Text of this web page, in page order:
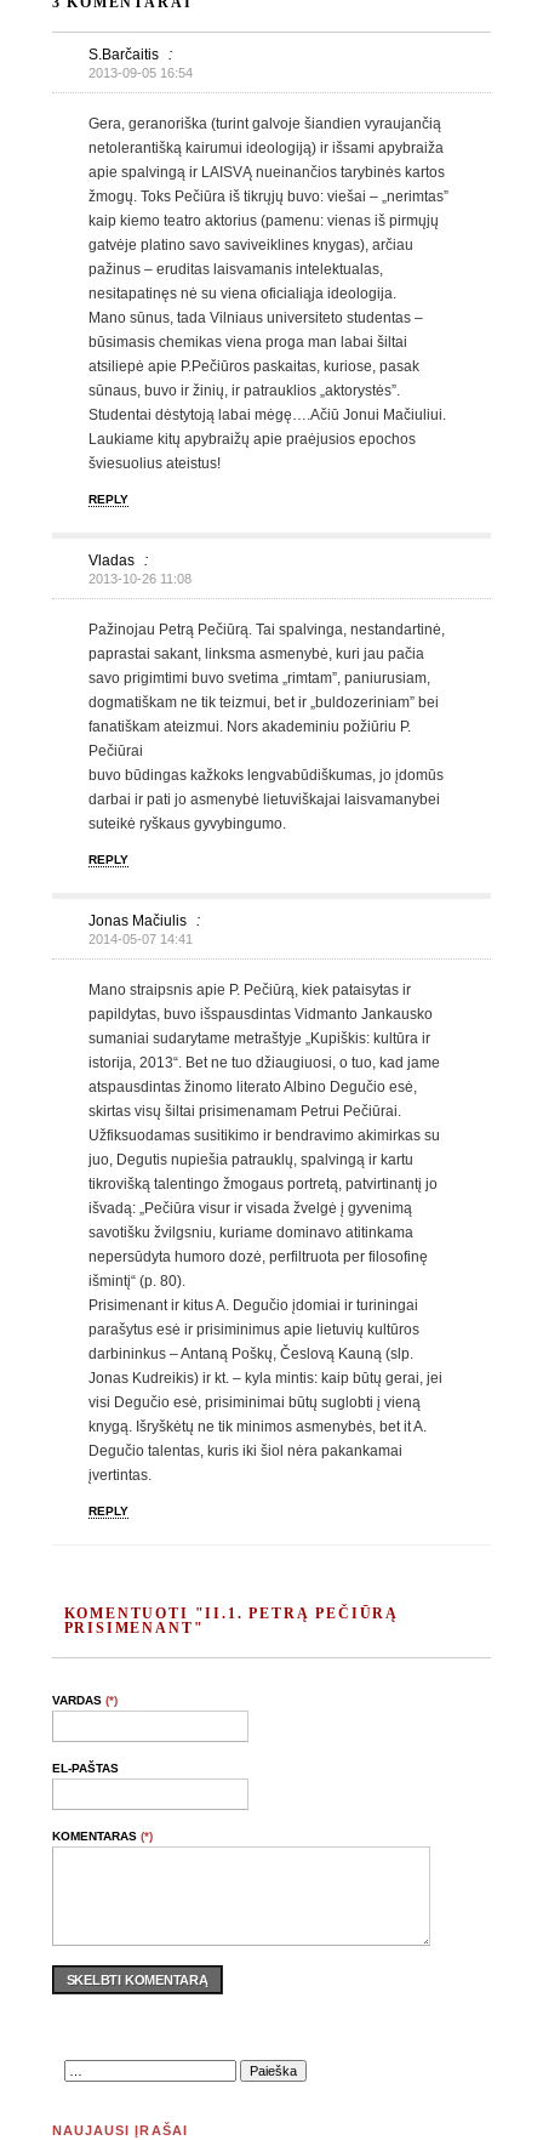
S.Barčaitis :
2013-09-05 16:54
Gera, geranoriška (turint galvoje šiandien vyraujančią
netolerantišką kairumui ideologiją) ir išsami apybraiža
apie spalvingą ir LAISVĄ nueinančios tarybinės kartos
žmogų. Toks Pečiūra iš tikrųjų buvo: viešai – „nerimtas”
kaip kiemo teatro aktorius (pamenu: vienas iš pirmųjų
gatvėje platino savo saviveiklines knygas), arčiau
pažinus – eruditas laisvamanis intelektualas,
nesitapatinęs nė su viena oficialiąja ideologija.
Mano sūnus, tada Vilniaus universiteto studentas –
būsimasis chemikas viena proga man labai šiltai
atsiliepė apie P.Pečiūros paskaitas, kuriose, pasak
sūnaus, buvo ir žinių, ir patrauklios „aktorystės”.
Studentai dėstytoją labai mėgę….Ačiū Jonui Mačiuliui.
Laukiame kitų apybraižų apie praėjusios epochos
šviesuolius ateistus!
REPLY
Vladas :
2013-10-26 11:08
Pažinojau Petrą Pečiūrą. Tai spalvinga, nestandartinė,
paprastai sakant, linksma asmenybė, kuri jau pačia
savo prigimtimi buvo svetima „rimtam”, paniurusiam,
dogmatiškam ne tik teizmui, bet ir „buldozeriniam” bei
fanatiškam ateizmui. Nors akademiniu požiūriu P.
Pečiūrai
buvo būdingas kažkoks lengvabūdiškumas, jo įdomūs
darbai ir pati jo asmenybė lietuviškajai laisvamanybei
suteikė ryškaus gyvybingumo.
REPLY
Jonas Mačiulis :
2014-05-07 14:41
Mano straipsnis apie P. Pečiūrą, kiek pataisytas ir
papildytas, buvo išspausdintas Vidmanto Jankausko
sumaniai sudarytame metraštyje „Kupiškis: kultūra ir
istorija, 2013“. Bet ne tuo džiaugiuosi, o tuo, kad jame
atspausdintas žinomo literato Albino Degučio esė,
skirtas visų šiltai prisimenamam Petrui Pečiūrai.
Užfiksuodamas susitikimo ir bendravimo akimirkas su
juo, Degutis nupiešia patrauklų, spalvingą ir kartu
tikrovišką talentingo žmogaus portretą, patvirtinantį jo
išvadą: „Pečiūra visur ir visada žvelgė į gyvenimą
savotišku žvilgsniu, kuriame dominavo atitinkama
nepersūdyta humoro dozė, perfiltruota per filosofinę
išmintį“ (p. 80).
Prisimenant ir kitus A. Degučio įdomiai ir turiningai
parašytus esė ir prisiminimus apie lietuvių kultūros
darbininkus – Antaną Poškų, Česlovą Kauną (slp.
Jonas Kudreikis) ir kt. – kyla mintis: kaip būtų gerai, jei
visi Degučio esė, prisiminimai būtų suglobti į vieną
knygą. Išryškėtų ne tik minimos asmenybės, bet it A.
Degučio talentas, kuris iki šiol nėra pakankamai
įvertintas.
REPLY
KOMENTUOTI "II.1. PETRĄ PEČIŪRĄ
PRISIMENANT"
VARDAS (*)
EL-PAŠTAS
KOMENTARAS (*)
SKELBTI KOMENTARĄ
NAUJAUSI ĮRAŠAI